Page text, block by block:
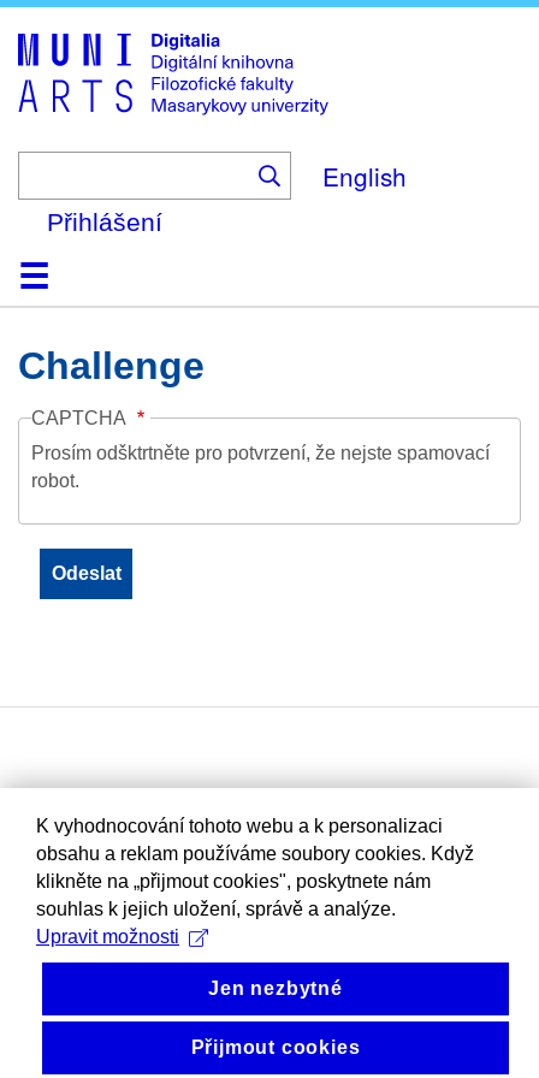
to
main
content
English
Přihlášení
DomůKolekce
Prohlížení
Vyhledávání
O platformě
Nápověda
KontaktDigitalia
Challenge
CAPTCHA
Prosím odšktrtněte pro potvrzení, že nejste spamovací
robot.
K vyhodnocování tohoto webu a k personalizaci
obsahu a reklam používáme soubory cookies. Když
klikněte na „přijmout cookies", poskytnete nám
souhlas k jejich uložení, správě a analýze.
Upravit možnosti
Jen nezbytné
Přijmout cookies